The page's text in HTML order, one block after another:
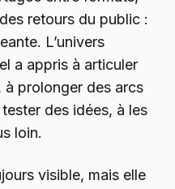
retours du public :
L’univers
a appris à articuler
à prolonger des arcs
des idées, à les
loin.
visible, mais elle